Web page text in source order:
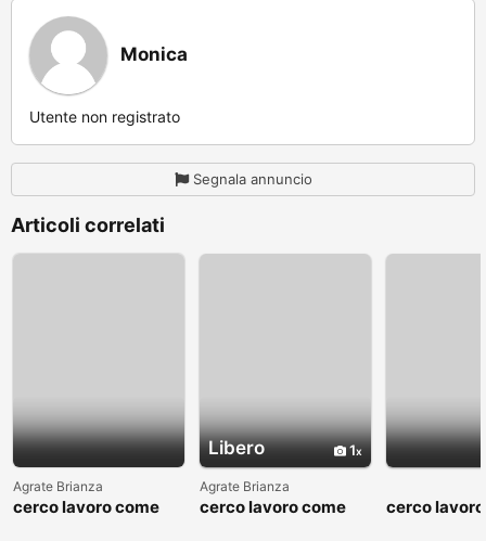
Monica
Utente non registrato
Segnala annuncio
Articoli correlati
Agrate Brianza
cerco lavoro come
Libero 1
Agrate Brianza
cerco lavoro come
cerco